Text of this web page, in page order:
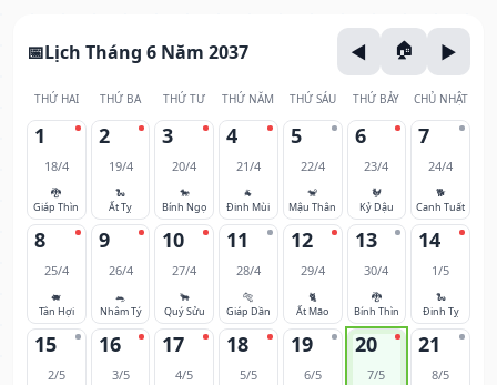
Lịch Tháng 6 Năm 2037
THỨ HAI THỨ BA THỨ TƯ THỨ NĂM THỨ SÁU THỨ BẢY CHỦ NHẬT
1
18/4
🐉
Giáp Thìn
2
19/4
🐍
Ất Tỵ
3
20/4
🐎
Bính Ngọ
4
21/4
🐐
Đinh Mùi
5
22/4
🐒
Mậu Thân
6
23/4
🐓
Kỷ Dậu
7
24/4
🐕
Canh Tuất
8
25/4
🐖
Tân Hợi
9
26/4
🐀
Nhâm Tý
10
27/4
🐂
Quý Sửu
11
28/4
🐅
Giáp Dần
12
29/4
🐈
Ất Mão
13
30/4
🐉
Bính Thìn
14
1/5
🐍
Đinh Tỵ
15
2/5
16
3/5
17
4/5
18
5/5
19
6/5
20
7/5
21
8/5